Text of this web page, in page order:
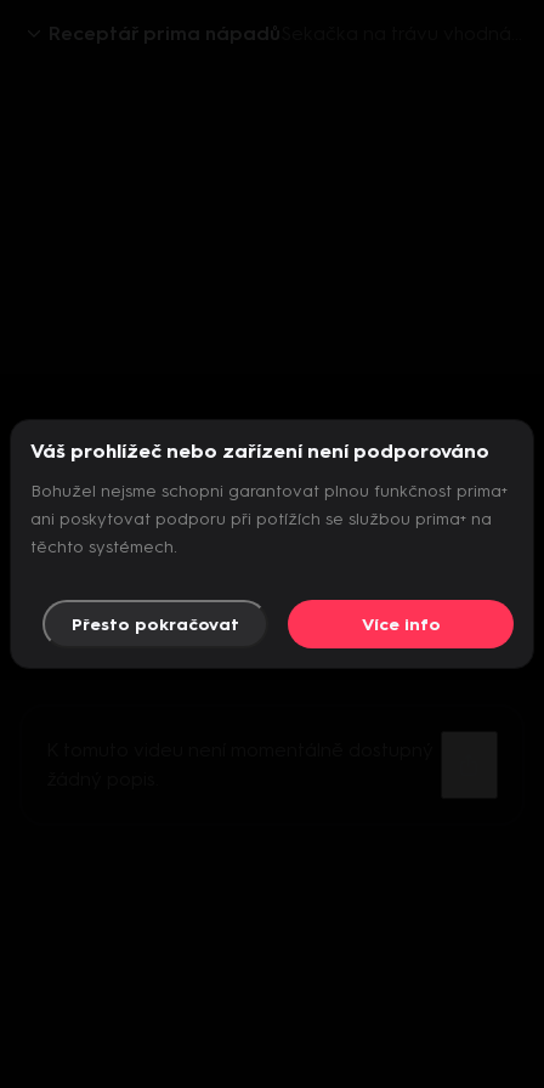
Receptář prima nápadů
Nepodařilo se inicializovat přehrávač
Váš prohlížeč nebo zařízení není podporováno
Bohužel nejsme schopni garantovat plnou funkčnost prima+
ani poskytovat podporu při potížích se službou prima+ na
těchto systémech.
Přesto pokračovat Více info